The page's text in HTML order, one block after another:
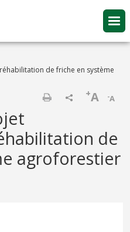
de friche en système
-A
+A
de
agroforestier